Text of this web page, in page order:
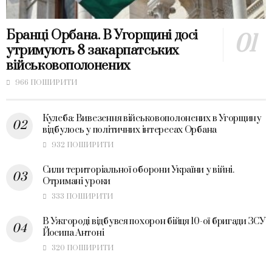
Бранці Орбана. В Угорщині досі
утримують 8 закарпатських
військовополонених
966 ПОШИРИТИ
Кулеба: Вивезення військовополонених в Угорщину
відбулось у політичних інтересах Орбана
932 ПОШИРИТИ
Сили територіальної оборони України у війні.
Отримані уроки
333 ПОШИРИТИ
В Ужгороді відбувся похорон бійця 10-ої бригади ЗСУ
Йосипа Антоні
320 ПОШИРИТИ